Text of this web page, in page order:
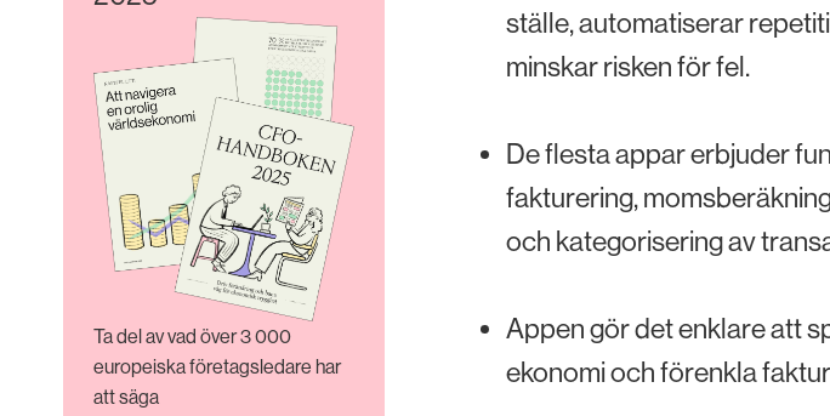
Ta del av vad över 3 000
europeiska företagsledare har
att säga
ställe, automatiserar
minskar risken för fel.
De flesta appar erbjuder
fakturering,
och kategorisering av
Appen gör det enklare att
ekonomi och förenkla